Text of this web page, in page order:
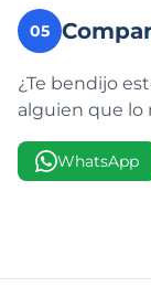
05
¿Te bendijo
alguien que lo
WhatsApp